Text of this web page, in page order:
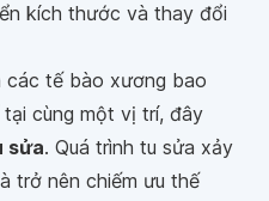
kích thước và thay đổi
các tế bào xương bao
cùng một vị trí, đây
sửa. Quá trình tu sửa xảy
trở nên chiếm ưu thế